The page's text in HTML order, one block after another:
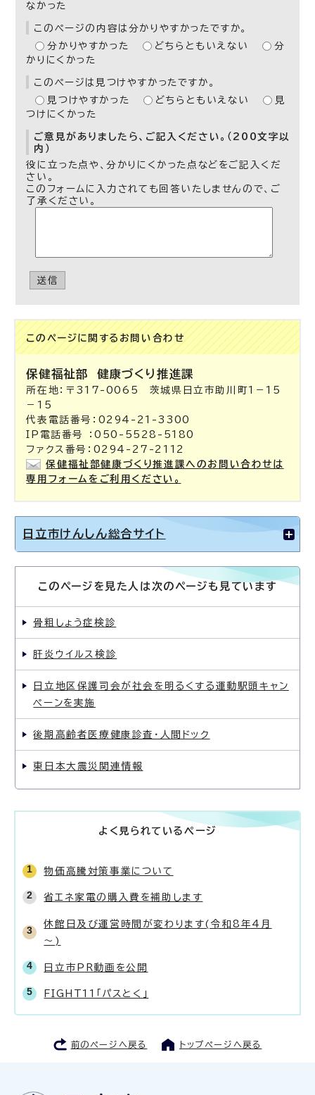
なかった
このページの内容は分かりやすかったですか。
分かりやすかった
どちらともいえない
分
かりにくかった
このページは見つけやすかったですか。
見つけやすかった
どちらともいえない
見
つけにくかった
ご意見がありましたら、ご記入ください。（200文字以
内）
役に立った点や、分かりにくかった点などをご記入くだ
さい。
このフォームに入力されても回答いたしませんので、ご
了承ください。
送信
このページに関する お問い合わせ
保健福祉部健康づくり推進課
所在地：〒317-0065 茨城県日立市助川町1－15
－15
代表電話番号：0294-21-3300
IP電話番号 ：050-5528-5180
ファクス番号：0294-27-2112
保健福祉部健康づくり推進課へのお問い合わせは
専用フォームをご利用ください。
日立市けんしん総合サイト
このページを見た人は次のページも見ています
骨粗しょう症検診
肝炎ウイルス検診
日立地区保護司会が社会を明るくする運動駅頭キャン
ペーンを実施
後期高齢者医療健康診査・人間ドック
東日本大震災関連情報
よく見られているページ
物価高騰対策事業について
省エネ家電の購入費を補助します
休館日及び運営時間が変わります(令和8年4月
～)
日立市PR動画を公開
FIGHT11「パスとく」
前のページへ戻る トップページへ戻る